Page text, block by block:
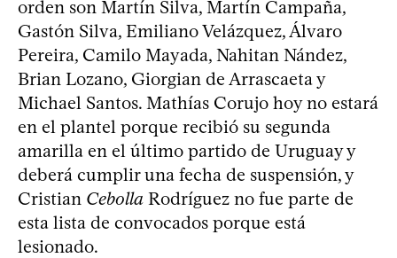
orden son Martín Silva, Martín Campaña,
Gastón Silva, Emiliano Velázquez, Álvaro
Pereira, Camilo Mayada, Nahitan Nández,
Brian Lozano, Giorgian de Arrascaeta y
Michael Santos. Mathías Corujo hoy no estará
en el plantel porque recibió su segunda
amarilla en el último partido de Uruguay y
deberá cumplir una fecha de suspensión, y
Cristian Cebolla Rodríguez no fue parte de
esta lista de convocados porque está
lesionado.